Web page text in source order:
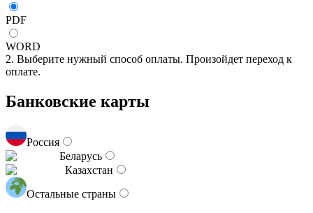
PDF
WORD
2. Выберите нужный способ оплаты. Произойдет переход к
оплате.
Банковские карты
Россия
Беларусь
Казахстан
Остальные страны